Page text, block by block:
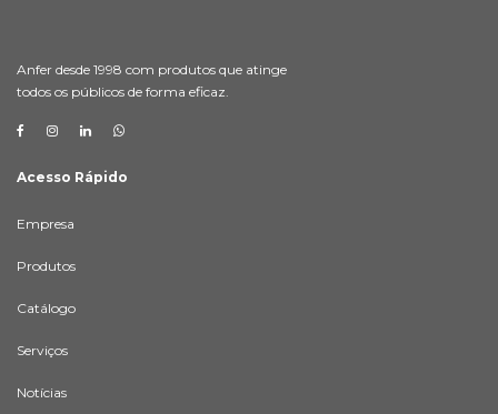
Anfer desde 1998 com produtos que atinge
todos os públicos de forma eficaz.
Acesso Rápido
Empresa
Produtos
Catálogo
Serviços
Notícias